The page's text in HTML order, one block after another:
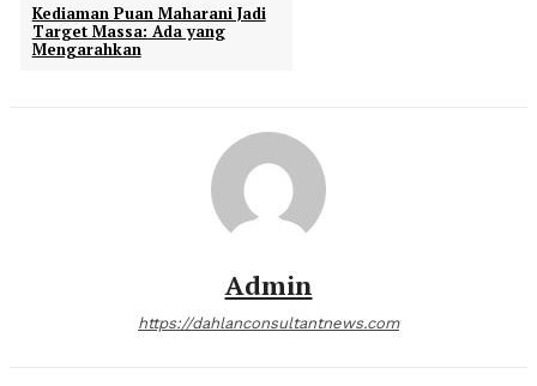
Kediaman Puan Maharani Jadi
Target Massa: Ada yang
Mengarahkan
Admin
https://dahlanconsultantnews.com